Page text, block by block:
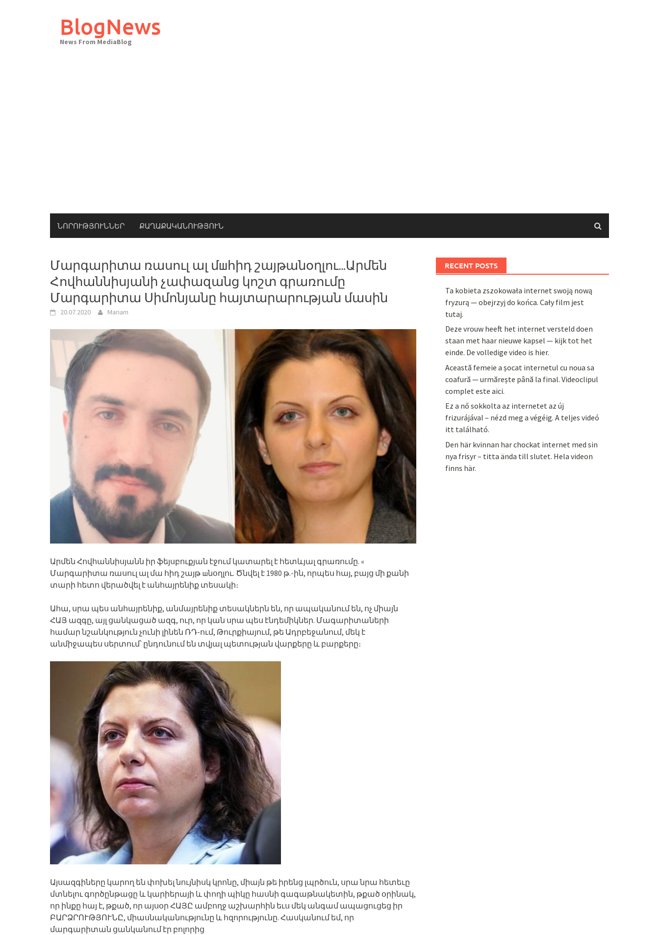
BlogNews
News From MediaBlog
ՆՈՐՈՒԹՅՈՒՆՆԵՐ ՔԱՂԱՔԱԿԱՆՈՒԹՅՈՒՆ
Մարգարիտա ռասուլ ալ մшհիդ շայթանօղլու…Արմեն
Հովհաննիսյանի չափազանց կոշտ գրառումը
Մարգարիտա Սիմոնյանը հայտարարության մասին
20.07.2020 Mariam
Արմեն Հովհաննիսյանն իր ֆեյսբուքյան էջում կատարել է հետևյալ գրառումը. «
Մարգարիտա ռասուլ ալ մա հիդ շայթ шնօղլու. Ծնվել է 1980 թ.-ին, որպես հայ, բայց մի քանի
տարի հետո վերածվել է անհայրենիք տեսակի։
Ահա, սրա պես անհայրենիք, անմայրենիք տեսակներն են, որ ապականում են, ոչ միայն
ՀԱՅ ազգը, այլ ցանկացած ազգ, ուր, որ կան սրա պես էնդեմիկներ. Մագարիտաների
համար նշանկություն չունի լինեն ՌԴ-ում, Թուրքիայում, թե Ադրբեջանում, մեկ է
անմիջապես սերտում՝ ընդունում են տվյալ պետության վարքերը և բարքերը։
Այսազգիները կարող են փոխել նույնիսկ կրոնը, միայն թե իրենց լպրծուն, սրա նրա հետեւը
մտնելու գործընթացը և կարիերայի և փողի պիկը հասնի գագաթնակետին, թքած օրինակ,
որ ինքը հայ է, թքած, որ այսօր ՀԱՅԸ ամբողջ աշխարհին եւս մեկ անգամ ապացուցեց իր
ԲԱՐՁՐՈՒԹՅՈՒՆԸ, միասնականությունը և հզորությունը. Հասկանում եմ, որ
մարգարիտան ցանկանում էր բոլորից
RECENT POSTS
Ta kobieta zszokowała internet swoją nową
fryzurą — obejrzyj do końca. Cały film jest
tutaj.
Deze vrouw heeft het internet versteld doen
staan met haar nieuwe kapsel — kijk tot het
einde. De volledige video is hier.
Această femeie a șocat internetul cu noua sa
coafură — urmărește până la final. Videoclipul
complet este aici.
Ez a nő sokkolta az internetet az új
frizurájával – nézd meg a végéig. A teljes videó
itt található.
Den här kvinnan har chockat internet med sin
nya frisyr – titta ända till slutet. Hela videon
finns här.